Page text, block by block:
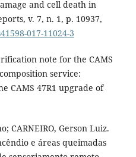
and cell death in
v. 7, n. 1, p. 10937,
017-11024-3
note for the CAMS
service:
CAMS 47R1 upgrade of
CARNEIRO, Gerson Luiz.
e áreas queimadas